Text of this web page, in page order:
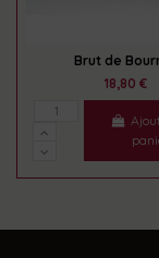
Brut de
18,80 €